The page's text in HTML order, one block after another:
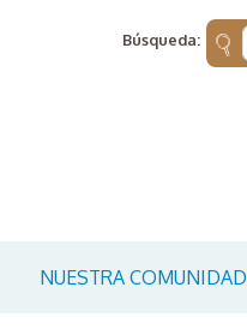
Búsqueda:
NUESTRA COMUNIDAD